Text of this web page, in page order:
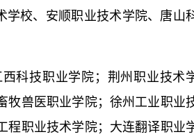
学校、安顺职业技术学院、唐山
科技职业学院；荆州职业技术
牧兽医职业学院；徐州工业职业
程职业技术学院；大连翻译职业